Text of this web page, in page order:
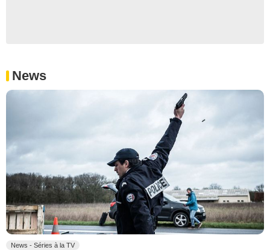
News
News - Séries à la TV